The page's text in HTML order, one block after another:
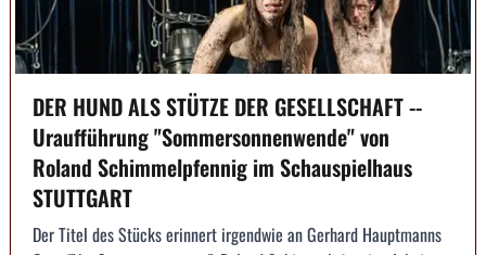
DER HUND ALS STÜTZE DER GESELLSCHAFT --
Uraufführung "Sommersonnenwende" von
Roland Schimmelpfennig im Schauspielhaus
STUTTGART
Der Titel des Stücks erinnert irgendwie an Gerhard Hauptmanns